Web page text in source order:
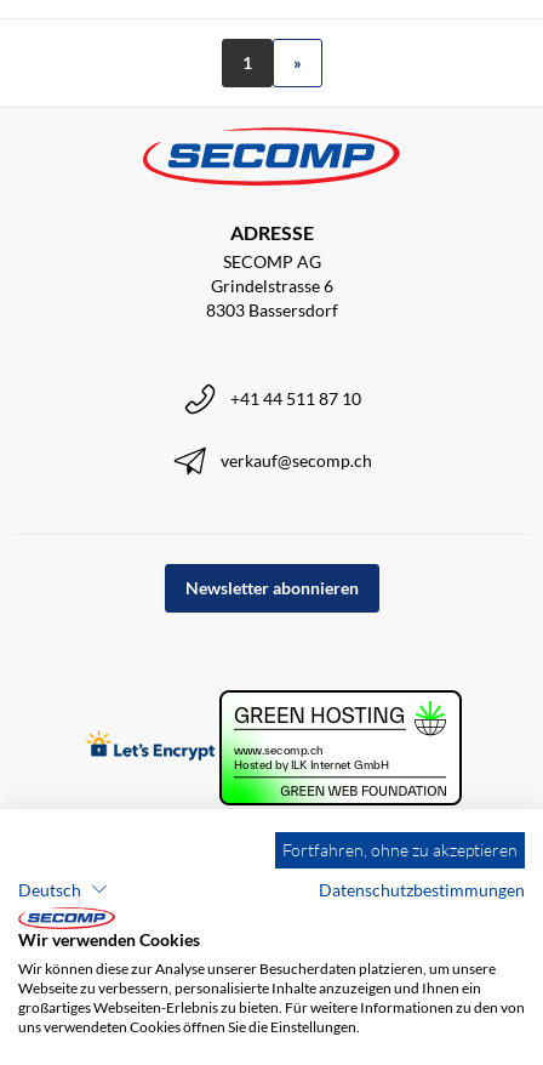
1 »
ADRESSE
SECOMP AG
Grindelstrasse 6
8303 Bassersdorf
+41 44 511 87 10
verkauf@secomp.ch
Newsletter abonnieren
Brands Impressum
AGB
Fortfahren, ohne zu akzeptieren
Deutsch
Datenschutzbestimmungen
Wir verwenden Cookies
Wir können diese zur Analyse unserer Besucherdaten platzieren, um unsere
Webseite zu verbessern, personalisierte Inhalte anzuzeigen und Ihnen ein
großartiges Webseiten-Erlebnis zu bieten. Für weitere Informationen zu den von
uns verwendeten Cookies öffnen Sie die Einstellungen.